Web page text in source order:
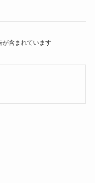
が含まれています